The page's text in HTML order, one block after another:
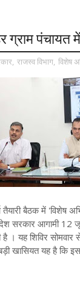
पंचायत
, राजस्व विभाग, विशेष
तैयारी बैठक में 'विशेष
सरकार आगामी 12
है । यह शिविर
खासियत यह है कि